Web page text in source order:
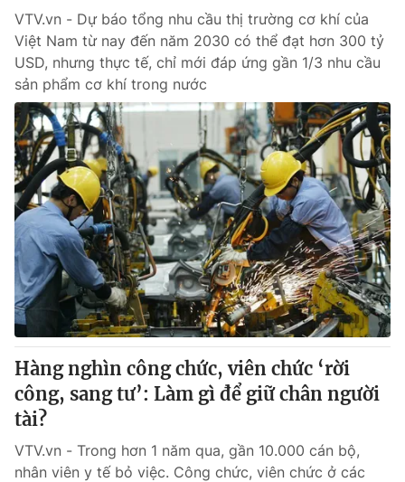
VTV.vn - Dự báo tổng nhu cầu thị trường cơ khí của
Việt Nam từ nay đến năm 2030 có thể đạt hơn 300 tỷ
USD, nhưng thực tế, chỉ mới đáp ứng gần 1/3 nhu cầu
sản phẩm cơ khí trong nước
Hàng nghìn công chức, viên chức ‘rời
công, sang tư’: Làm gì để giữ chân người
tài?
VTV.vn - Trong hơn 1 năm qua, gần 10.000 cán bộ,
nhân viên y tế bỏ việc. Công chức, viên chức ở các